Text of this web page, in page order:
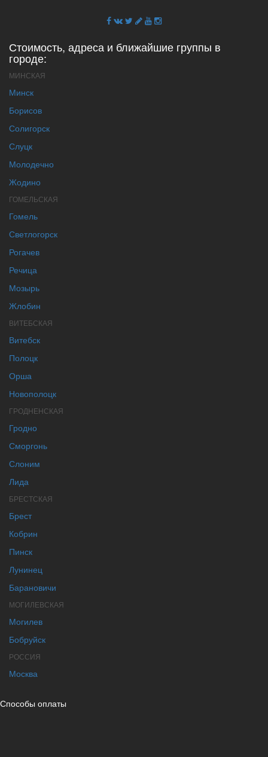
Стоимость, адреса и ближайшие группы в
городе:
МИНСКАЯ
Минск
Борисов
Солигорск
Слуцк
Молодечно
Жодино
ГОМЕЛЬСКАЯ
Гомель
Светлогорск
Рогачев
Речица
Мозырь
Жлобин
ВИТЕБСКАЯ
Витебск
Полоцк
Орша
Новополоцк
ГРОДНЕНСКАЯ
Гродно
Сморгонь
Слоним
Лида
БРЕСТСКАЯ
Брест
Кобрин
Пинск
Лунинец
Барановичи
МОГИЛЕВСКАЯ
Могилев
Бобруйск
РОССИЯ
Москва
Способы оплаты